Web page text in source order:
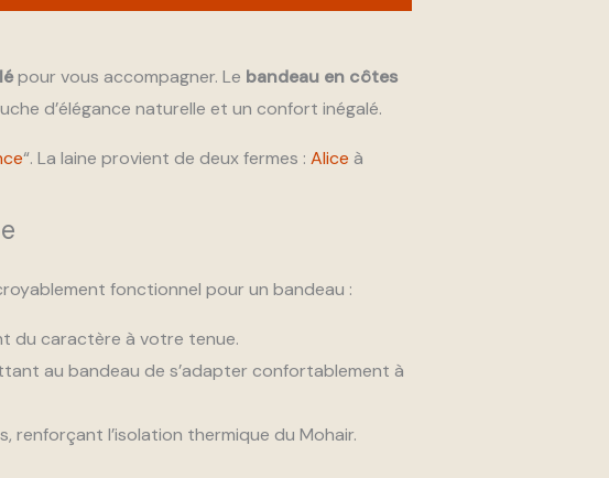
pour vous accompagner. Le bandeau en côtes
d’élégance naturelle et un confort inégalé.
“. La laine provient de deux fermes : Alice à
fonctionnel pour un bandeau :
du caractère à votre tenue.
au bandeau de s’adapter confortablement à
renforçant l’isolation thermique du Mohair.